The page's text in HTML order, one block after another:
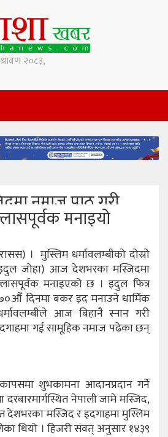
नमाज पाठ गरी
मनाइयो
। मुस्लिम धर्मावलम्बीको दोस्रो
जोहा) आज देशभरका मस्जिदमा
मनाइएको छ । इदुल फित्र
दिनमा बकर इद मनाउने धार्मिक
आज बिहानै स्नान गरी
गई सामूहिक नमाज पढेका छन्
शुभकामना आदानप्रदान गर्ने
नेपाली जामे मस्जिद,
देशभरका मस्जिद र इदगाहमा मुस्लिम
थियो । हिजरी संवत् अनुसार १४३९